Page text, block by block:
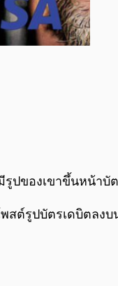
รูปของเขาขึ้นหน้าบัต
พสต์รูปบัตรเดบิต